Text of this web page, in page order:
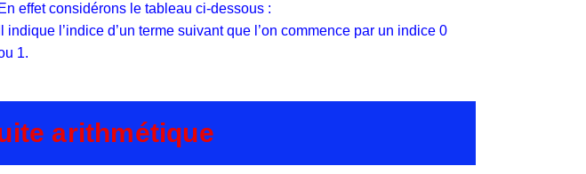
En effet considérons le tableau ci-dessous :
Il indique l’indice d’un terme suivant que l’on commence par un indice 0
1.
arithmétique